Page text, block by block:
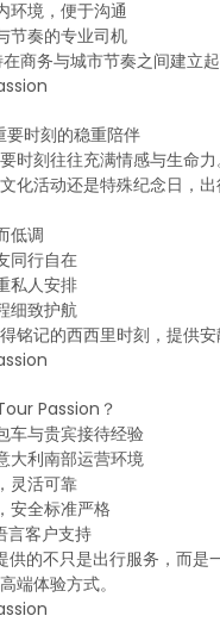
环境，便于沟通
节奏的专业司机
商务与城市节奏之间建立起
要时刻的稳重陪伴
时刻往往充满情感与生命
化活动还是特殊纪念日，
低调
同行自在
私人安排
细致护航
铭记的西西里时刻，提供安
Passion？
车与贵宾接待经验
大利南部运营环境
灵活可靠
安全标准严格
言客户支持
的不只是出行服务，而是
端体验方式。